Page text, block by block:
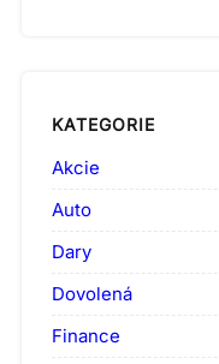
KATEGORIE
Akcie
Auto
Dary
Dovolená
Finance